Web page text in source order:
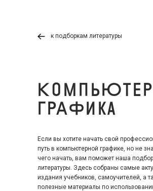
грАфика
Если вы хотите начать свой
путь в компьютерной графике, но не
чего начать, вам поможет наша
литературы. Здесь собраны самые
издания учебников, самоучителей, а
полезные материалы по
к подборкам литературы